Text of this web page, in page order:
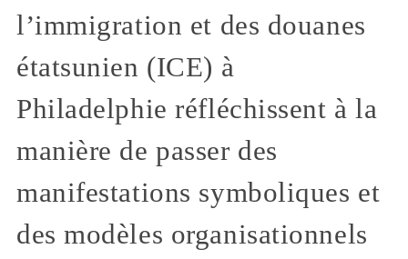
l’immigration et des douanes
étatsunien (ICE) à
Philadelphie réfléchissent à la
manière de passer des
manifestations symboliques et
des modèles organisationnels